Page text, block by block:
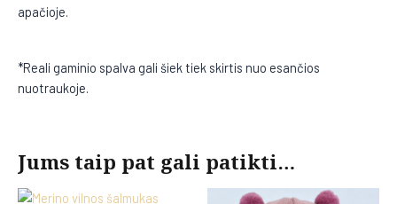
apačioje.
*Reali gaminio spalva gali šiek tiek skirtis nuo esančios
nuotraukoje.
Jums taip pat gali patikti…